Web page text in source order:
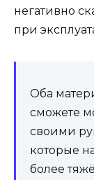
негативно
при
Оба
сможете
своими
которые
более